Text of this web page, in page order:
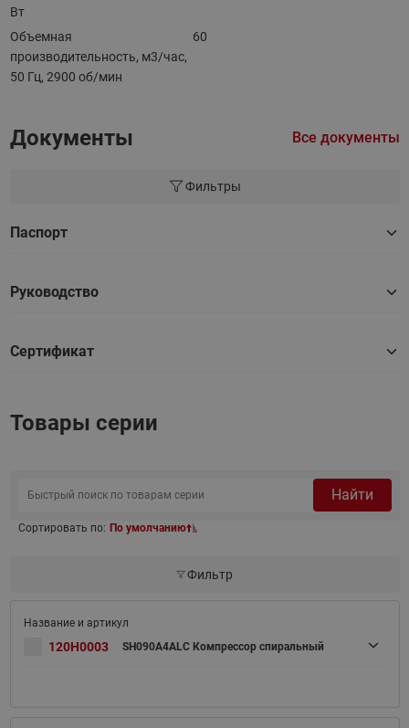
Вт
Объемная
производительность, м3/час,
50 Гц, 2900 об/мин
60
Документы Все документы
Фильтры
Паспорт
Руководство
Сертификат
Товары серии
Найти
Сортировать по: По умолчанию
Фильтр
120H0003 SH090A4ALC Компрессор спиральный